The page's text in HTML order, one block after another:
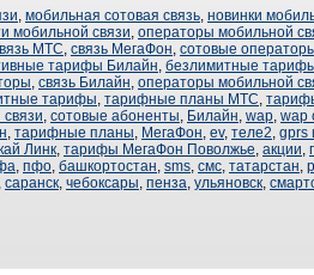
, мобильная сотовая связь, новинки
мобильной связи, операторы мобильной
МТС, связь МегаФон, сотовые
тарифы Билайн, безлимитные
, связь Билайн, операторы мобильной
тарифы, тарифные планы МТС,
, сотовые абоненты, Билайн, wap, wap
, тарифные планы, МегаФон, ev, теле2, gprs
Линк, тарифы МегаФон Поволжье, акции,
, пфо, башкортостан, sms, смс, татарстан,
, саранск, чебоксары, пенза, ульяновск,